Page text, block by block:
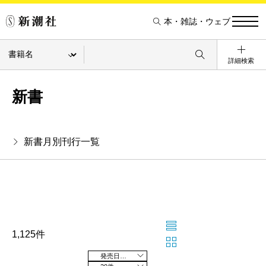
本・雑誌・ウェブ
詳細検索
新書
新書月別刊行一覧
1,125件